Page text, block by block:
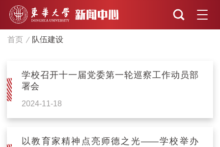
首页 队伍建设
学校召开十一届党委第一轮巡察工作动员部
署会
2024-11-18
以教育家精神点亮师德之光——学校举办